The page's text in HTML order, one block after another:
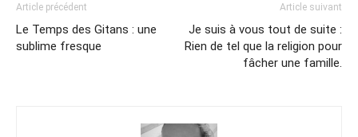
Article précédent
Le Temps des Gitans : une
sublime fresque
Article suivant
Je suis à vous tout de suite :
Rien de tel que la religion pour
fâcher une famille.